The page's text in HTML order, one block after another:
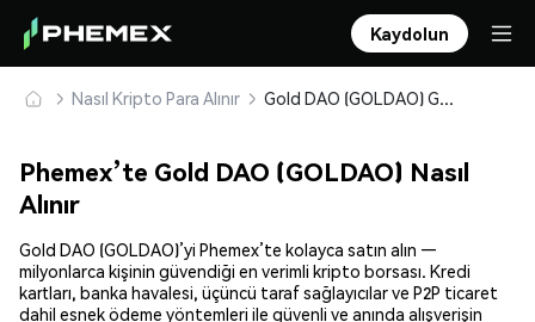
Kaydolun
Nasıl Kripto Para Alınır Gold DAO (GOLDAO) Güvenle Satın Alın ve Saklayın
Phemex’te Gold DAO (GOLDAO) Nasıl
Alınır
Gold DAO (GOLDAO)’yi Phemex’te kolayca satın alın —
milyonlarca kişinin güvendiği en verimli kripto borsası. Kredi
kartları, banka havalesi, üçüncü taraf sağlayıcılar ve P2P ticaret
dahil esnek ödeme yöntemleri ile güvenli ve anında alışverişin